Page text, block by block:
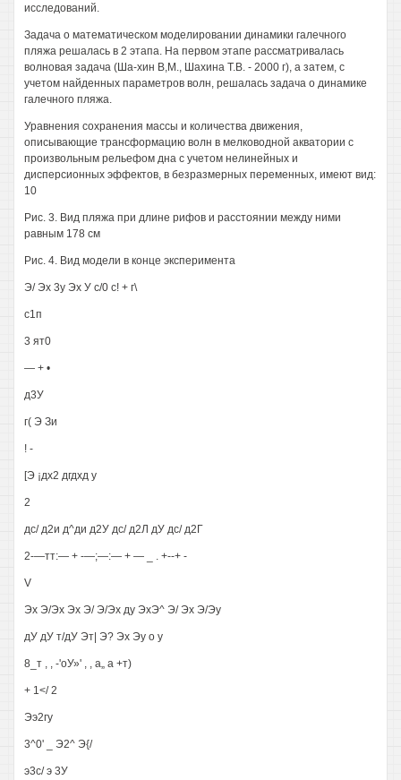
исследований.
Задача о математическом моделировании динамики галечного
пляжа решалась в 2 этапа. На первом этапе рассматривалась
волновая задача (Ша-хин В,М., Шахина Т.В. - 2000 г), а затем, с
учетом найденных параметров волн, решалась задача о динамике
галечного пляжа.
Уравнения сохранения массы и количества движения,
описывающие трансформацию волн в мелководной акватории с
произвольным рельефом дна с учетом нелинейных и
дисперсионных эффектов, в безразмерных переменных, имеют вид:
10
Рис. 3. Вид пляжа при длине рифов и расстоянии между ними
равным 178 см
Рис. 4. Вид модели в конце эксперимента
Э/ Эх 3у Эх У с/0 с! + г\
с1п
3 ят0
— + •
д3У
г( Э Зи
! -
[Э ¡дх2 дгдхд у
2
дс/ д2и д^ди д2У дс/ д2Л дУ дс/ д2Г
2-—тт:— + -—;—:— + — _ . +--+ -
V
Эх Э/Эх Эх Э/ Э/Эх ду ЭхЭ^ Э/ Эх Э/Эу
дУ дУ т/дУ Эт| Э? Эх Эу о у
8_т , , -'оУ»' , , а„ а +т)
+ 1</ 2
Ээ2гу
3^0' _ Э2^ Э{/
э3с/ э 3У